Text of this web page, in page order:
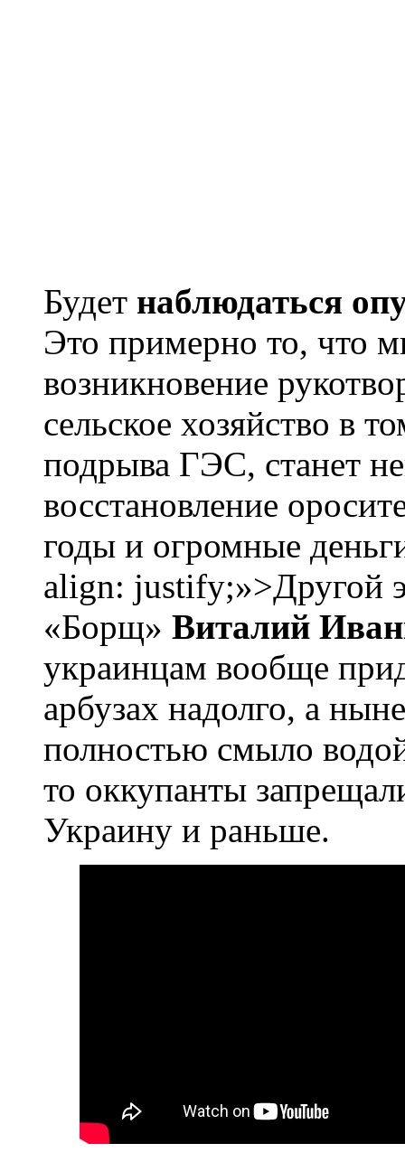
Будет наблюдаться
Это примерно то, что
возникновение
сельское хозяйство в
подрыва ГЭС, станет
восстановление
годы и огромные
align: justify;»>Другой
«Борщ» Виталий
украинцам вообще
арбузах надолго, а
полностью смыло
то оккупанты
Украину и раньше.